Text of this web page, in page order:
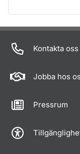
Om sidan
Kontakta oss
Jobba hos
Pressrum